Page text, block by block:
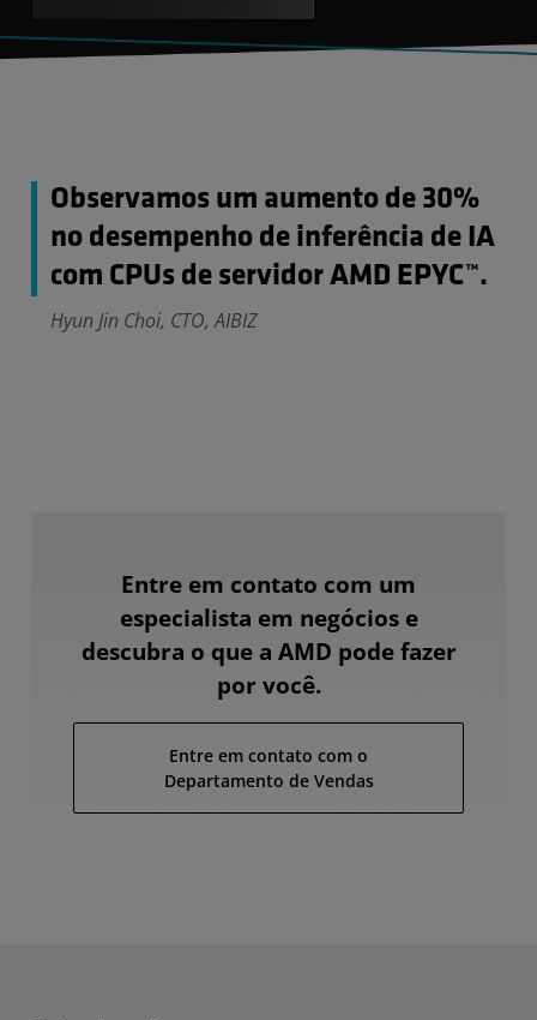
Observamos um aumento de 30%
no desempenho de inferência de IA
com CPUs de servidor AMD EPYC™.
Hyun Jin Choi, CTO, AIBIZ
Entre em contato com um
especialista em negócios e
descubra o que a AMD pode fazer
por você.
Entre em contato com o
Departamento de Vendas